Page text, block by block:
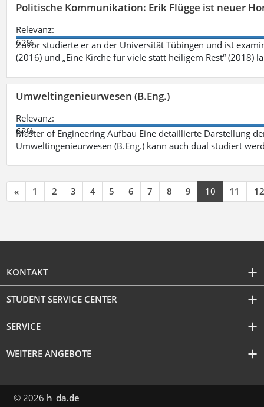
Politische Kommunikation: Erik Flügge ist neuer
Relevanz:
62%
Zuvor studierte er an der Universität Tübingen und ist
(2016) und „Eine Kirche für viele statt heiligem Rest“ (2018)
Umweltingenieurwesen (B.Eng.)
Relevanz:
62%
Master of Engineering Aufbau Eine detaillierte Darstellung
Umweltingenieurwesen (B.Eng.) kann auch dual studiert
« 1 2 3 4 5 6 7 8 9 10 11 12
KONTAKT
STUDENT SERVICE CENTER
SERVICE
WEITERE ANGEBOTE
© 2026 h_da.de